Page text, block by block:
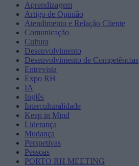
Aprendizagem
Artigo de Opinião
Atendimento e Relação Cliente
Comunicação
Cultura
Desenvolvimento
Desenvolvimento de Competências
Entrevista
Expo RH
IA
Inglês
Interculturalidade
Keep in Mind
Liderança
Mudança
Perspetivas
Pessoas
PORTO RH MEETING